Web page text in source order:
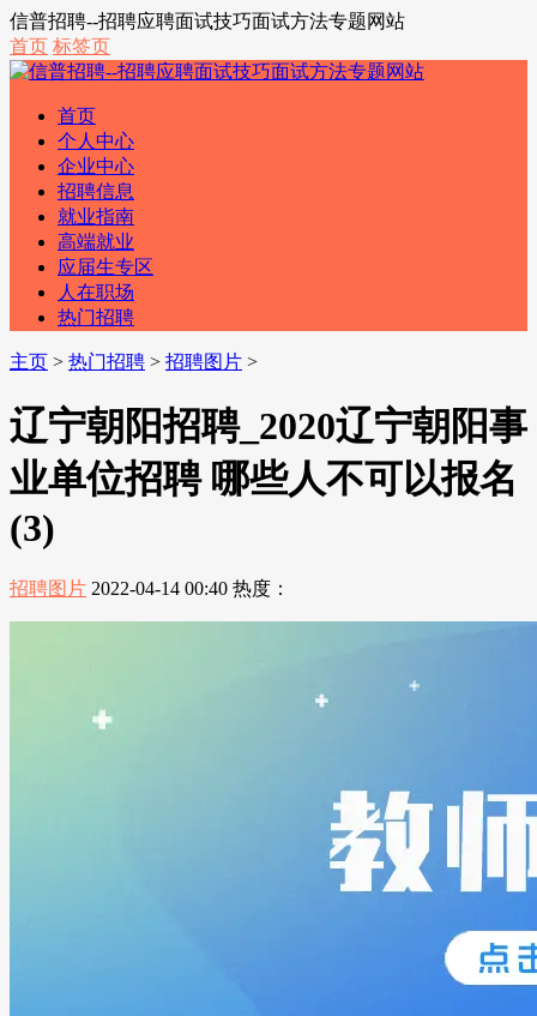
信普招聘--招聘应聘面试技巧面试方法专题网站
首页 标签页
首页
个人中心
企业中心
招聘信息
就业指南
高端就业
应届生专区
人在职场
热门招聘
主页 > 热门招聘 > 招聘图片 >
辽宁朝阳招聘_2020辽宁朝阳事
业单位招聘 哪些人不可以报名
(3)
招聘图片 2022-04-14 00:40 热度：